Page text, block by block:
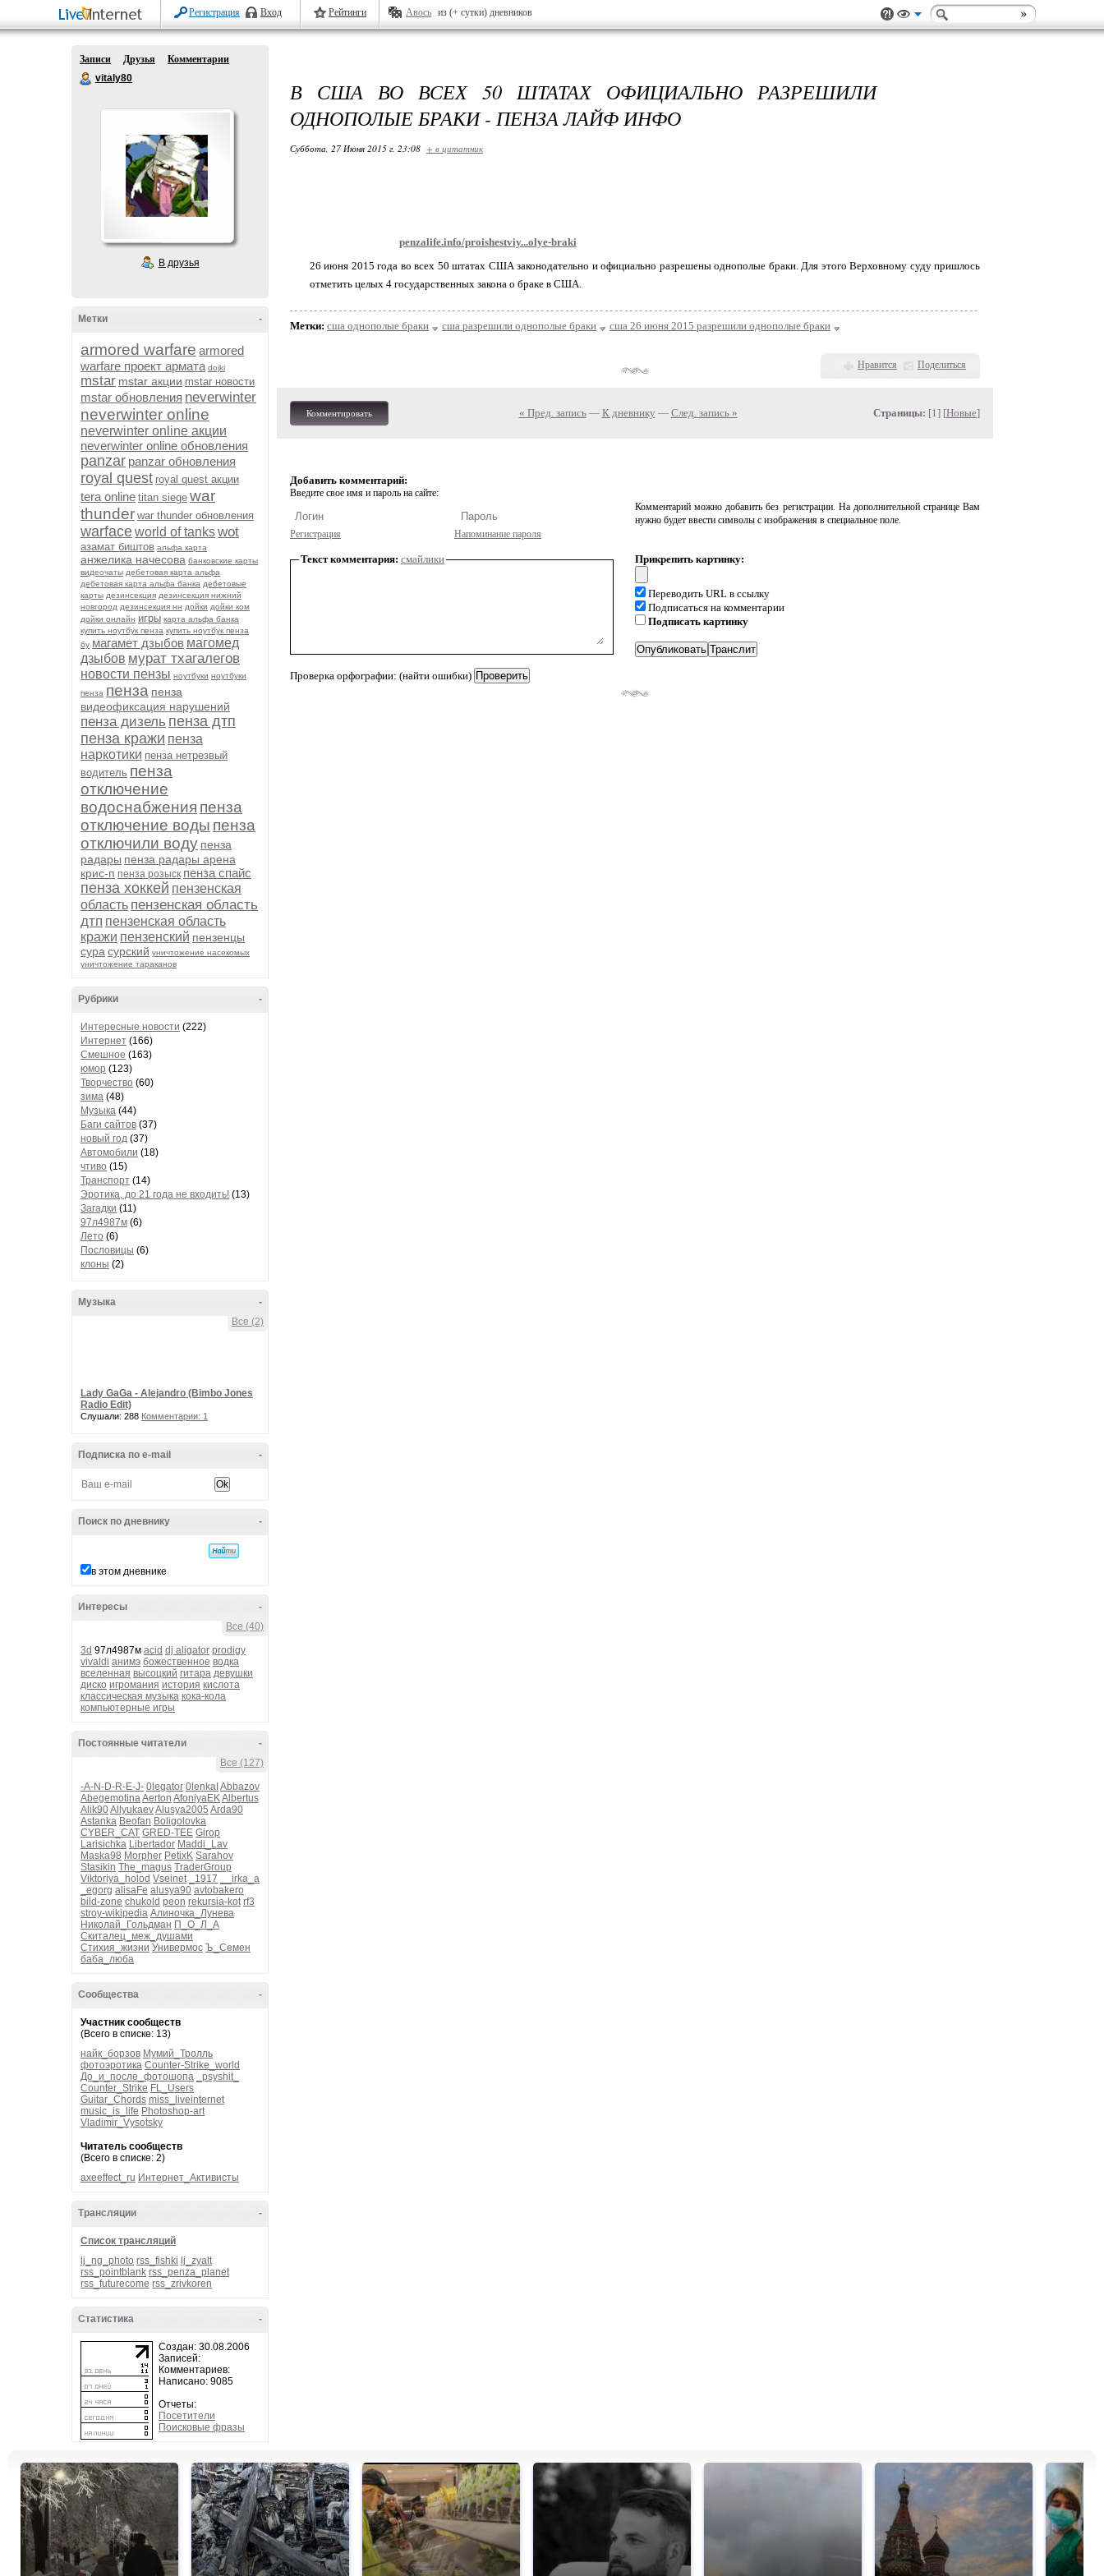
Регистрация Вход Рейтинги Авось из (+ сутки) дневников
Записи Друзья
Комментарии
vitaly80
В друзья
-
Метки
armored warfare armored
warfare проект армата dojki
mstar mstar акции mstar новости
mstar обновления neverwinter
neverwinter online
neverwinter online акции
neverwinter online обновления
panzar panzar обновления
royal quest royal quest акции
tera online titan siege war
thunder war thunder обновления
warfaceworld of tankswot
азамат биштов альфа карта
анжелика начесова банковские карты
видеочаты дебетовая карта альфа
дебетовая карта альфа банка дебетовые
карты дезинсекция дезинсекция нижний
новгород дезинсекция нн дойки дойки ком
дойки онлайн игры карта альфа банка
купить ноутбук пенза купить ноутбук пенза
бу магамет дзыбов магомед
дзыбов мурат тхагалегов
новости пензы ноутбуки ноутбуки
пенза пенза пенза
видеофиксация нарушений
пенза дизель пенза дтп
пенза кражи пенза
наркотики пенза нетрезвый
водитель пенза
отключение
водоснабжения пенза
отключение воды пенза
отключили воду пенза
радары пенза радары арена
крис-п пенза розыск пенза спайс
пенза хоккей пензенская
область пензенская область
дтп пензенская область
кражи пензенский пензенцы
сура сурский уничтожение насекомых
уничтожение тараканов
-
Рубрики
Интересные новости (222)
Интернет (166)
Смешное (163)
юмор (123)
Творчество (60)
зима (48)
Музыка (44)
Баги сайтов (37)
новый год (37)
Автомобили (18)
чтиво (15)
Транспорт (14)
Эротика, до 21 года не входить! (13)
Загадки (11)
97л4987м (6)
Лето (6)
Пословицы (6)
клоны (2)
-
Музыка
Все (2)
Lady GaGa - Alejandro (Bimbo Jones
Radio Edit)
Слушали: 288 Комментарии: 1
-
Подписка по e-mail
-
Поиск по дневнику
в этом дневнике
-
Интересы
Все (40)
3d 97л4987м acid dj aligator prodigy
vivaldi анимэ божественное водка
вселенная высоцкий гитара девушки
диско игромания история кислота
классическая музыка кока-кола
компьютерные игры
-
Постоянные читатели
Все (127)
-A-N-D-R-E-J- 0legator 0lenkaI Abbazov
AbegemotinaAerton AfoniyaEKAlbertus
Alik90AllyukaevAlusya2005 Arda90
Astanka Beofan Boligolovka
CYBER_CAT GRED-TEE Girop
Larisichka Libertador Maddi_Lav
Maska98 Morpher PetixK Sarahov
Stasikin The_magus TraderGroup
Viktoriya_holod Vseinet _1917
__irka_a
_egorg alisaFe alusya90 avtobakero
bild-zone chukold peon rekursia-kot rf3
stroy-wikipedia Алиночка_Лунева
Николай_Гольдман П_О_Л_А
Скиталец_меж_душами
Стихия_жизни Универмос Ъ_Семен
баба_люба
-
Сообщества
Участник сообществ
(Всего в списке: 13)
найк_борзов Мумий_Тролль
фотоэротика Counter-Strike_world
До_и_после_фотошопа
_psyshit_
Counter_Strike FL_Users
Guitar_Chords miss_liveinternet
music_is_life Photoshop-art
Vladimir_Vysotsky
Читатель сообществ
(Всего в списке: 2)
axeeffect_ru Интернет_Активисты
-
Трансляции
Список трансляций
lj_ng_photo rss_fishki lj_zyalt
rss_pointblank rss_penza_planet
rss_futurecome rss_zrivkoren
-
Статистика
Создан: 30.08.2006
Записей:
Комментариев:
Написано: 9085
Отчеты:
Посетители
Поисковые фразы
В США ВО ВСЕХ 50 ШТАТАХ ОФИЦИАЛЬНО РАЗРЕШИЛИ
ОДНОПОЛЫЕ БРАКИ - ПЕНЗА ЛАЙФ ИНФО
Суббота, 27 Июня 2015 г. 23:08 + в цитатник
penzalife.info/proishestviy...olye-braki
26 июня 2015 года во всех 50 штатах США законодательно и официально разрешены однополые браки. Для этого Верховному суду пришлось
отметить целых 4 государственных закона о браке в США.
Метки: сша однополые браки сша разрешили однополые браки сша 26 июня 2015 разрешили однополые браки
Нравится Поделиться
Комментировать « Пред. запись— К дневнику — След. запись » Страницы: [1] [Новые]
Добавить комментарий:
Введите свое имя и пароль на сайте:
Регистрация Напоминание пароля
Комментарий можно добавить без регистрации. На дополнительной странице Вам
нужно будет ввести символы с изображения в специальное поле.
Текст комментария: смайлики
Проверка орфографии: (найти ошибки)
Прикрепить картинку:
Переводить URL в ссылку
Подписаться на комментарии
Подписать картинку